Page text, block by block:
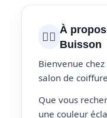
💇‍♀️ À
Buisson
Bienvenue chez
salon de
Que vous
une couleur